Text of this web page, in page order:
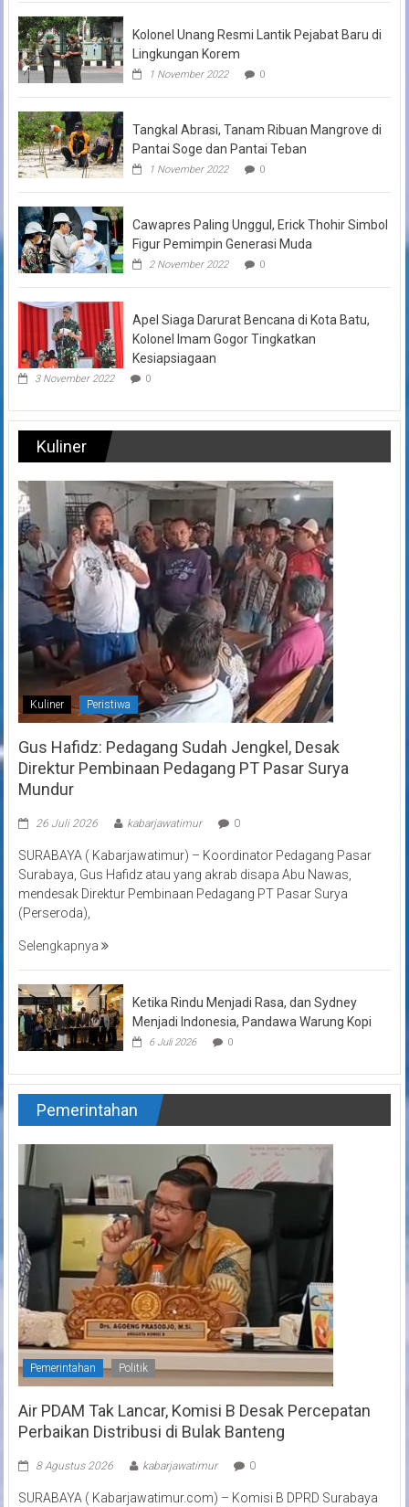
Kolonel Unang Resmi Lantik Pejabat Baru di
Lingkungan Korem
1 November 2022 0
Tangkal Abrasi, Tanam Ribuan Mangrove di
Pantai Soge dan Pantai Teban
1 November 2022 0
Cawapres Paling Unggul, Erick Thohir Simbol
Figur Pemimpin Generasi Muda
2 November 2022 0
Apel Siaga Darurat Bencana di Kota Batu,
Kolonel Imam Gogor Tingkatkan
Kesiapsiagaan
3 November 2022 0
Kuliner
Kuliner Peristiwa
Gus Hafidz: Pedagang Sudah Jengkel, Desak
Direktur Pembinaan Pedagang PT Pasar Surya
Mundur
26 Juli 2026 kabarjawatimur 0
SURABAYA ( Kabarjawatimur) – Koordinator Pedagang Pasar
Surabaya, Gus Hafidz atau yang akrab disapa Abu Nawas,
mendesak Direktur Pembinaan Pedagang PT Pasar Surya
(Perseroda),
Selengkapnya
Ketika Rindu Menjadi Rasa, dan Sydney
Menjadi Indonesia, Pandawa Warung Kopi
6 Juli 2026 0
Pemerintahan
Pemerintahan Politik
Air PDAM Tak Lancar, Komisi B Desak Percepatan
Perbaikan Distribusi di Bulak Banteng
8 Agustus 2026 kabarjawatimur 0
SURABAYA ( Kabarjawatimur.com) – Komisi B DPRD Surabaya